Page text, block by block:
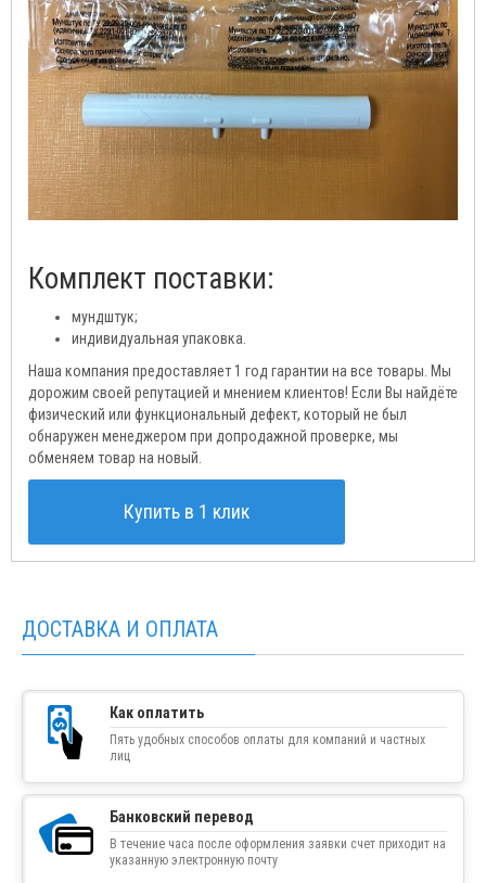
Комплект поставки:
мундштук;
индивидуальная упаковка.
Наша компания предоставляет 1 год гарантии на все товары. Мы
дорожим своей репутацией и мнением клиентов! Если Вы найдёте
физический или функциональный дефект, который не был
обнаружен менеджером при допродажной проверке, мы
обменяем товар на новый.
Купить в 1 клик
ДОСТАВКА И ОПЛАТА
Как оплатить
Пять удобных способов оплаты для компаний и частных
лиц
Банковский перевод
В течение часа после оформления заявки счет приходит на
указанную электронную почту